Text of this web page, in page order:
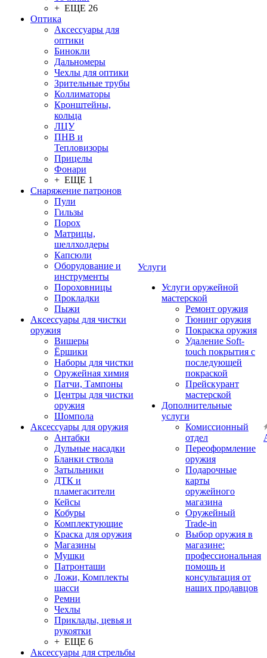
+ ЕЩЕ 26
Оптика
Аксессуары для
оптики
Бинокли
Дальномеры
Чехлы для оптики
Зрительные трубы
Коллиматоры
Кронштейны,
кольца
ЛЦУ
ПНВ и
Тепловизоры
Прицелы
Фонари
+ ЕЩЕ 1
Снаряжение патронов
Пули
Гильзы
Порох
Матрицы,
шеллхолдеры
Капсюли
Оборудование и
инструменты
Пороховницы
Прокладки
Пыжи
Аксессуары для чистки
оружия
Вишеры
Ёршики
Наборы для чистки
Оружейная химия
Патчи, Тампоны
Центры для чистки
оружия
Шомпола
Аксессуары для оружия
Антабки
Дульные насадки
Бланки ствола
Затыльники
ДТК и
пламегасители
Кейсы
Кобуры
Комплектующие
Краска для оружия
Магазины
Мушки
Патронташи
Ложи, Комплекты
шасси
Ремни
Чехлы
Приклады, цевья и
рукоятки
+ ЕЩЕ 6
Аксессуары для стрельбы
Услуги
Услуги оружейной
мастерской
Ремонт оружия
Тюнинг оружия
Покраска оружия
Удаление Soft-
touch покрытия с
последующей
покраской
Прейскурант
мастерской
Дополнительные
услуги
Комиссионный
отдел
Переоформление
оружия
Подарочные
карты
оружейного
магазина
Оружейный
Trade-in
Выбор оружия в
магазине:
профессиональная
помощь и
консультация от
наших продавцов